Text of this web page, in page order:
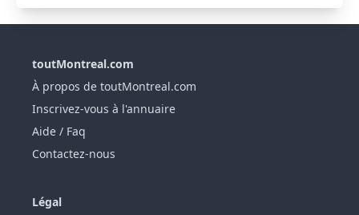
toutMontreal.com
À propos de toutMontreal.com
Inscrivez-vous à l'annuaire
Aide / Faq
Contactez-nous
Légal